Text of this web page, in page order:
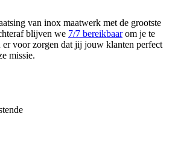
van inox maatwerk met de grootste
blijven we 7/7 bereikbaarom je te
voor zorgen dat jij jouw klanten perfect
missie.